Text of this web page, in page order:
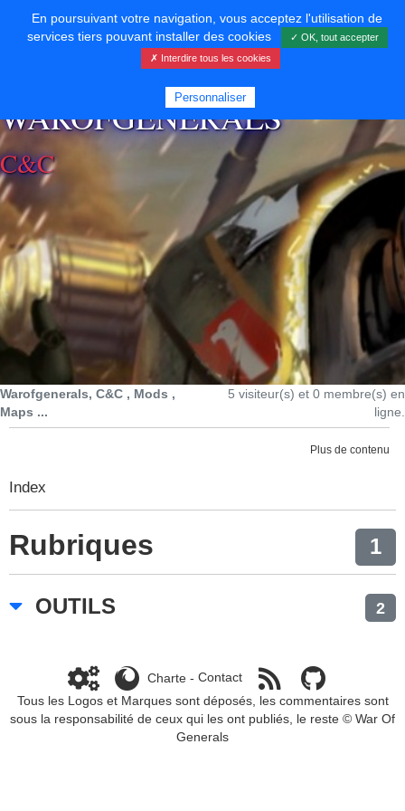
⚡ SOUTENIR LE DÉVELOPPEMENT
WAROFGENERALS
C&C
Warofgenerals, C&C , Mods ,
Maps ...
5 visiteur(s) et 0 membre(s) en
ligne.
Plus de contenu
Index
Rubriques 1
OUTILS 2
Charte- Contact
Tous les Logos et Marques sont déposés, les commentaires sont
sous la responsabilité de ceux qui les ont publiés, le reste © War Of
Generals
En poursuivant votre navigation, vous acceptez l'utilisation de
services tiers pouvant installer des cookies
✓ OK, tout accepter
✗ Interdire tous les cookies
Personnaliser